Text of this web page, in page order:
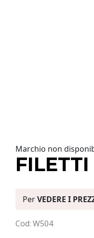
Marchio non
PerVEDERE I
Cod: W504